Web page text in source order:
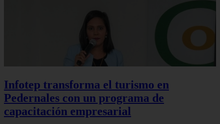
Infotep transforma el turismo en
Pedernales con un programa de
capacitación empresarial